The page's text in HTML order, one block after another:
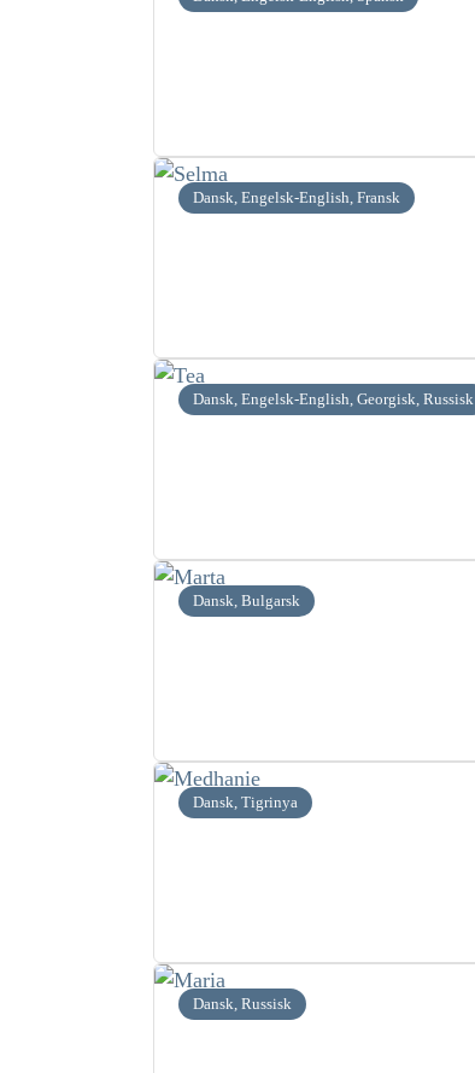
Dansk, Engelsk-English, Fransk
Dansk, Engelsk-English, Georgisk, Russisk
Dansk, Bulgarsk
Dansk, Tigrinya
Dansk, Russisk